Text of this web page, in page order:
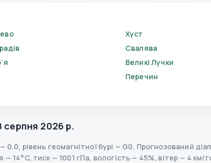
Хуст
Свалява
Великі Лучки
Перечин
серпня 2026 р.
— 0.0, рівень геомагнітної бурі — G0. Прогнозований
— 14°C, тиск — 1001 гПа, вологість — 45%, вітер — 4 км/